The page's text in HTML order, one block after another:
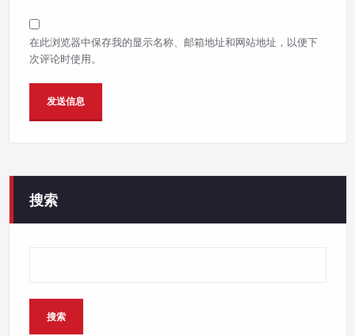
在此浏览器中保存我的显示名称、邮箱地址和网站地址，以便下
次评论时使用。
搜索
搜索